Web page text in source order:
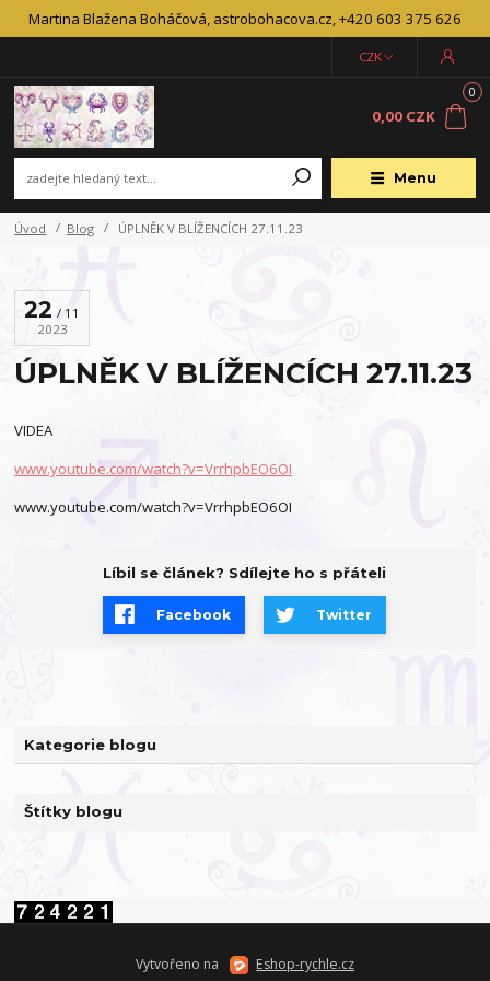
Martina Blažena Boháčová, astrobohacova.cz, +420 603 375 626
Menu
CZK
0
0,00 CZK
Úvod Blog ÚPLNĚK V BLÍŽENCÍCH 27.11.23
Kategorie blogu
Štítky blogu
22
11
2023
ÚPLNĚK V BLÍŽENCÍCH 27.11.23
VIDEA
www.youtube.com/watch?v=VrrhpbEO6OI
www.youtube.com/watch?v=VrrhpbEO6OI
Líbil se článek? Sdílejte ho s přáteli
Facebook Twitter
Vytvořeno na Eshop-rychle.cz